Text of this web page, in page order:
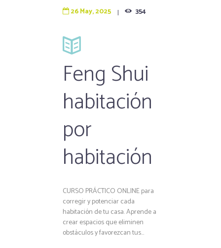
26 May, 2025 354
Feng Shui
habitación
por
habitación
CURSO PRÁCTICO ONLINE para
corregir y potenciar cada
habitación de tu casa. Aprende a
crear espacios que eliminen
obstáculos y favorezcan tus...